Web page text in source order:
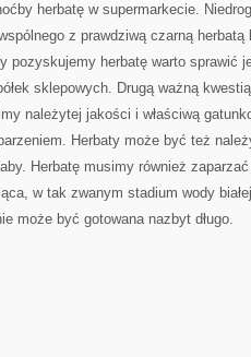
herbatę w supermarkecie.
z prawdziwą czarną herbatą
pozyskujemy herbatę warto sprawić
sklepowych. Drugą ważną
należytej jakości i właściwą
Herbaty może być też
Herbatę musimy również
w tak zwanym stadium wody
może być gotowana nazbyt długo.